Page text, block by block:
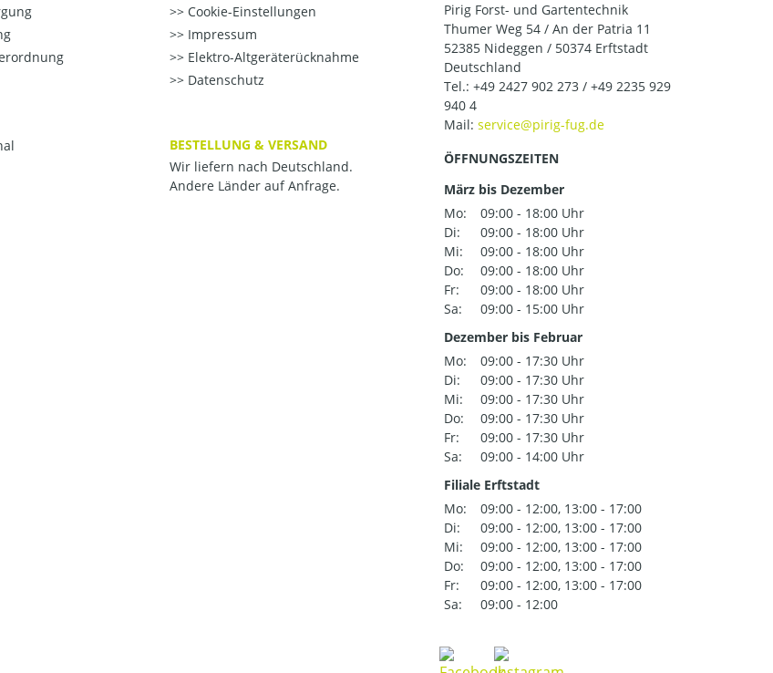
Cookie-Einstellungen
Impressum
Elektro-Altgeräterücknahme
Datenschutz
BESTELLUNG & VERSAND
Wir liefern nach Deutschland.
Andere Länder auf Anfrage.
Pirig Forst- und Gartentechnik
Thumer Weg 54 / An der Patria 11
52385 Nideggen / 50374 Erftstadt
Deutschland
Tel.: +49 2427 902 273 / +49 2235 929
940 4
Mail:
ÖFFNUNGSZEITEN
März bis Dezember
Mo:
09:00 - 18:00 Uhr
Di:
09:00 - 18:00 Uhr
Mi:
09:00 - 18:00 Uhr
Do:
09:00 - 18:00 Uhr
Fr:
09:00 - 18:00 Uhr
Sa:
09:00 - 15:00 Uhr
Dezember bis Februar
Mo:
09:00 - 17:30 Uhr
Di:
09:00 - 17:30 Uhr
Mi:
09:00 - 17:30 Uhr
Do:
09:00 - 17:30 Uhr
Fr:
09:00 - 17:30 Uhr
Sa:
09:00 - 14:00 Uhr
Filiale Erftstadt
Mo:
09:00 - 12:00, 13:00 - 17:00
Di:
09:00 - 12:00, 13:00 - 17:00
Mi:
09:00 - 12:00, 13:00 - 17:00
Do:
09:00 - 12:00, 13:00 - 17:00
Fr:
09:00 - 12:00, 13:00 - 17:00
Sa:
09:00 - 12:00